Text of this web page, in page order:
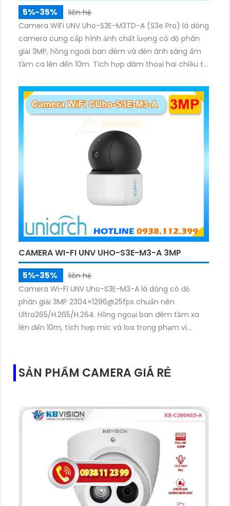
5%-35%
liên hệ
Camera WiFi UNV Uho-S3E-M3TD-A (S3e Pro) là dòng
camera cung cấp hình ảnh chất lượng có độ phân
giải 3MP, hồng ngoài ban đêm và đèn ánh sáng ấm
tầm ca lên đến 10m. Tích hợp đàm thoại hai chiều to
CAMERA WI-FI UNV UHO-S3E-M3-A 3MP
5%-35%
liên hệ
Camera Wi-Fi UNV Uho-S3E-M3-A là dòng có độ
phân giải 3MP 2304×1296@25fps chuẩn nén
Ultra265/H.265/H.264. Hồng ngoại ban đêm tầm xa
lên đến 10m, tích hợp mic và loa trong phạm vi
SẢN PHẨM CAMERA GIÁ RẺ